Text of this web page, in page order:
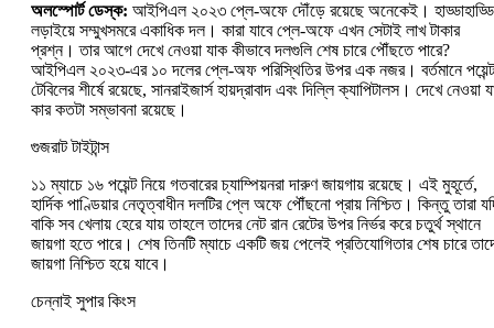
অলস্পোর্ট ডেস্ক: আইপিএল ২০২৩ প্লে-অফে দৌঁড়ে রয়েছে অনেকেই। হাড্ডাহাড্ডি
লড়াইয়ে সম্মুখসমরে একাধিক দল। কারা যাবে প্লে-অফে এখন সেটাই লাখ টাকার
প্রশ্ন। তার আগে দেখে নেওয়া যাক কীভাবে দলগুলি শেষ চারে পৌঁছতে পারে?
আইপিএল ২০২৩-এর ১০ দলের প্লে-অফ পরিস্থিতির উপর এক নজর। বর্তমানে পয়েন্ট
টেবিলের শীর্ষে রয়েছে, সানরাইজার্স হায়দ্রাবাদ এবং দিল্লি ক্যাপিটালস। দেখে নেওয়া
কার কতটা সম্ভাবনা রয়েছে।
গুজরাট টাইটান্স
১১ ম্যাচে ১৬ পয়েন্ট নিয়ে গতবারের চ্যাম্পিয়নরা দারুণ জায়গায় রয়েছে। এই মুহূর্তে,
হার্দিক পাণ্ডিয়ার নেতৃত্বাধীন দলটির প্লে অফে পৌঁছনো প্রায় নিশ্চিত। কিন্তু তারা
বাকি সব খেলায় হেরে যায় তাহলে তাদের নেট রান রেটের উপর নির্ভর করে চতুর্থ স্থানে
জায়গা হতে পারে। শেষ তিনটি ম্যাচে একটি জয় পেলেই প্রতিযোগিতার শেষ চারে
জায়গা নিশ্চিত হয়ে যাবে।
চেন্নাই সুপার কিংস